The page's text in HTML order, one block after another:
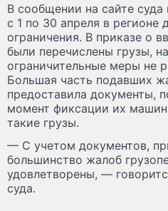
В сообщении на сайте суда
с 1 по 30 апреля в регионе
ограничения. В приказе о
были перечислены грузы,
ограничительные меры не
Большая часть подавших
предоставила документы,
момент фиксации их
такие грузы.
— С учетом документов,
большинство жалоб
удовлетворены, —
суда.